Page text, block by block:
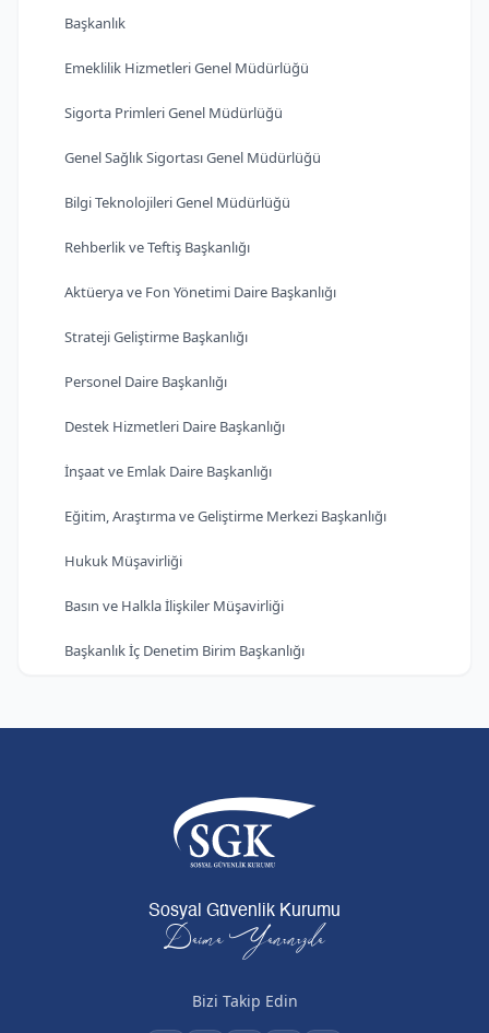
Başkanlık
Emeklilik Hizmetleri Genel Müdürlüğü
Sigorta Primleri Genel Müdürlüğü
Genel Sağlık Sigortası Genel Müdürlüğü
Bilgi Teknolojileri Genel Müdürlüğü
Rehberlik ve Teftiş Başkanlığı
Aktüerya ve Fon Yönetimi Daire Başkanlığı
Strateji Geliştirme Başkanlığı
Personel Daire Başkanlığı
Destek Hizmetleri Daire Başkanlığı
İnşaat ve Emlak Daire Başkanlığı
Eğitim, Araştırma ve Geliştirme Merkezi Başkanlığı
Hukuk Müşavirliği
Basın ve Halkla İlişkiler Müşavirliği
Başkanlık İç Denetim Birim Başkanlığı
Sosyal Güvenlik Kurumu
Daima Yanınızda
Bizi Takip Edin